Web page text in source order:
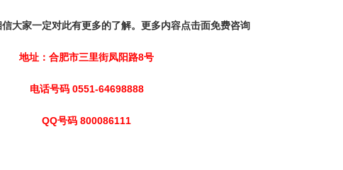
大家一定对此有更多的了解。更多内容点击面免费咨询
地址：合肥市三里街凤阳路8号
电话号码 0551-64698888
QQ号码 800086111